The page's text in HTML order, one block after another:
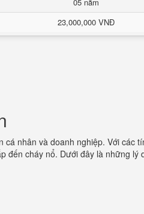
23,000,000 VNĐ
nhân và doanh nghiệp. Với các
đến cháy nổ. Dưới đây là những lý